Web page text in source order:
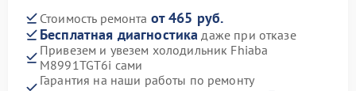
Стоимость ремонта от 465 руб.
Бесплатная диагностика даже при отказе
Привезем и увезем холодильник Fhiaba
M8991TGT6i сами
Гарантия на наши работы по ремонту